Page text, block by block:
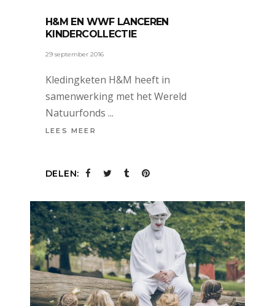
H&M EN WWF LANCEREN
KINDERCOLLECTIE
29 september 2016
Kledingketen H&M heeft in
samenwerking met het Wereld
Natuurfonds
LEES MEER
DELEN: